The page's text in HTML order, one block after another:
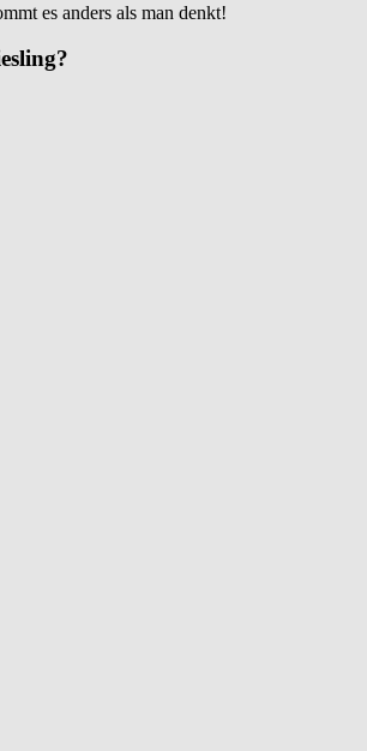
es anders als man denkt!